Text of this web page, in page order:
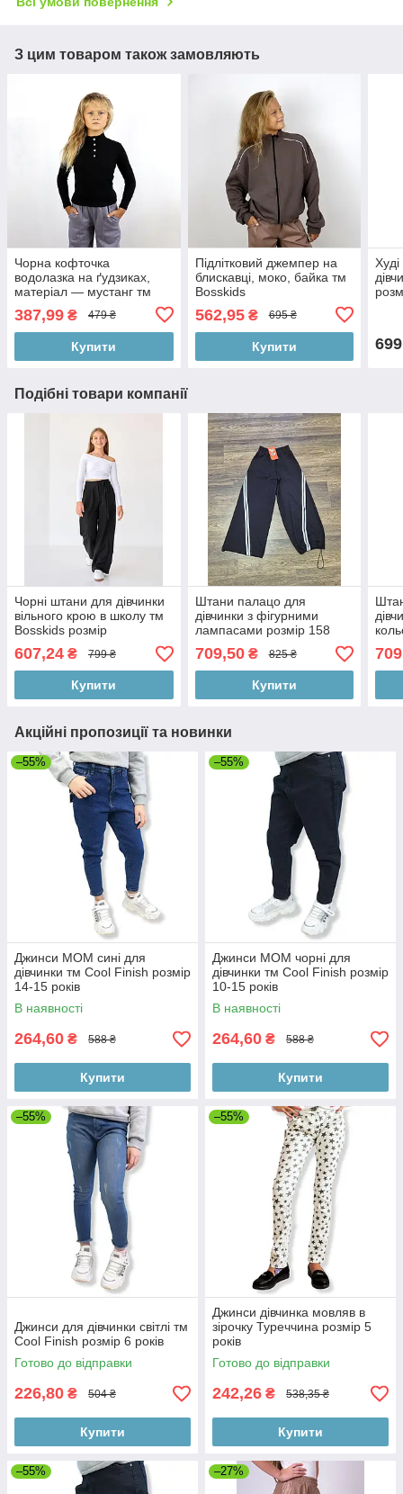
З цим товаром також замовляють
Чорна кофточка
водолазка на ґудзиках,
матеріал — мустанг тм
387,99 ₴ 479 ₴
Купити
Підлітковий джемпер на
блискавці, моко, байка тм
Bosskids
562,95₴ 695 ₴
Купити 699
Подібні товари компанії
Чорні штани для дівчинки
вільного крою в школу тм
Bosskids розмір
607,24 ₴ 799 ₴
Купити
Штани палацо для
дівчинки з фігурними
лампасами розмір 158
709,50₴ 825 ₴
Купити
128
Акційні пропозиції та новинки
–55%
Джинси МОМ сині для
дівчинки тм Cool Finish розмір
14-15 років
В наявності
264,60 ₴ 588 ₴
Купити
–55%
Джинси МОМ чорні для
дівчинки тм Cool Finish розмір
10-15 років
В наявності
264,60 ₴ 588 ₴
Купити
–55%
Джинси для дівчинки світлі тм
Cool Finish розмір 6 років
Готово до відправки
226,80 ₴ 504 ₴
Купити
–55%
Джинси дівчинка мовляв в
зірочку Туреччина розмір 5
років
Готово до відправки
242,26 ₴ 538,35 ₴
Купити
–55% –27%